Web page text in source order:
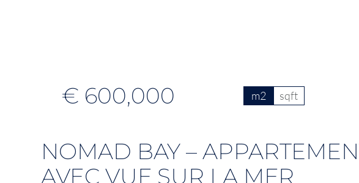
€ 600,000 m2 sqft
NOMAD BAY –
AVEC VUE SUR LA MER